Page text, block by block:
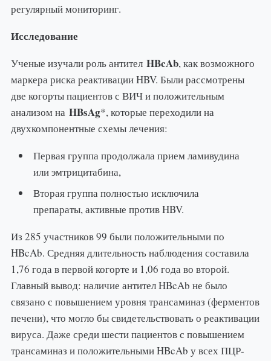
регулярный мониторинг.
Исследование
Ученые изучали роль антител HBcAb, как возможного
маркера риска реактивации HBV. Были рассмотрены
две когорты пациентов с ВИЧ и положительным
анализом на HBsAg*, которые переходили на
двухкомпонентные схемы лечения:
Первая группа продолжала прием ламивудина
или эмтрицитабина,
Вторая группа полностью исключила
препараты, активные против HBV.
Из 285 участников 99 были положительными по
HBcAb. Средняя длительность наблюдения составила
1,76 года в первой когорте и 1,06 года во второй.
Главный вывод: наличие антител HBcAb не было
связано с повышением уровня трансаминаз (ферментов
печени), что могло бы свидетельствовать о реактивации
вируса. Даже среди шести пациентов с повышением
трансаминаз и положительными HBcAb у всех ПЦР-